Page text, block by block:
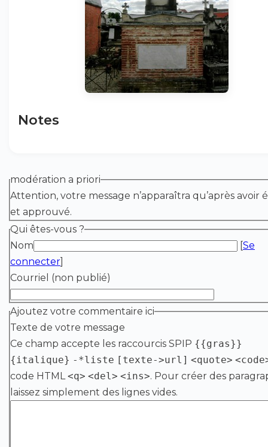
Notes
modération a priori
Attention, votre message n’apparaîtra qu’après avoir
et approuvé.
Qui êtes-vous ?
Nom
[Se
connecter]
Courriel (non publié)
Ajoutez votre commentaire ici
Texte de votre message
Ce champ accepte les raccourcis SPIP {{gras}}
{italique} -*liste [texte->url] <quote>
code HTML<q> <del> <ins>. Pour créer des
laissez simplement des lignes vides.